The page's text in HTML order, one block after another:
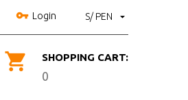
S/ PEN
Login
SHOPPING CART:
0